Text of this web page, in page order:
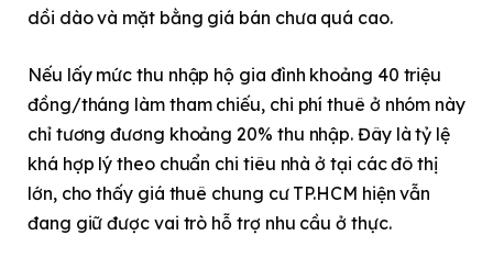
dồi dào và mặt bằng giá bán chưa quá cao.
Nếu lấy mức thu nhập hộ gia đình khoảng 40 triệu
đồng/tháng làm tham chiếu, chi phí thuê ở nhóm này
chỉ tương đương khoảng 20% thu nhập. Đây là tỷ lệ
khá hợp lý theo chuẩn chi tiêu nhà ở tại các đô thị
lớn, cho thấy giá thuê chung cư TP.HCM hiện vẫn
đang giữ được vai trò hỗ trợ nhu cầu ở thực.